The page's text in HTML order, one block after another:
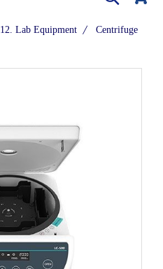
12. Lab Equipment
Centrifuge